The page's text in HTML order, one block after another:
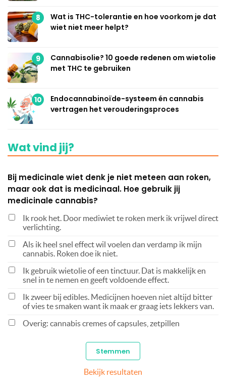
8
Wat is THC-tolerantie en hoe voorkom je dat
wiet niet meer helpt?
9
Cannabisolie? 10 goede redenen om wietolie
met THC te gebruiken
10
Endocannabinoïde-systeem én cannabis
vertragen het verouderingsproces
Wat vind jij?
Bij medicinale wiet denk je niet meteen aan roken,
maar ook dat is medicinaal. Hoe gebruik jij
medicinale cannabis?
Ik rook het. Door mediwiet te roken merk ik vrijwel direct
verlichting.
Als ik heel snel effect wil voelen dan verdamp ik mijn
cannabis. Roken doe ik niet.
Ik gebruik wietolie of een tinctuur. Dat is makkelijk en
snel in te nemen en geeft voldoende effect.
Ik zweer bij edibles. Medicijnen hoeven niet altijd bitter
of vies te smaken want ik maak er graag iets lekkers van.
Overig: cannabis cremes of capsules, zetpillen
Bekijk resultaten